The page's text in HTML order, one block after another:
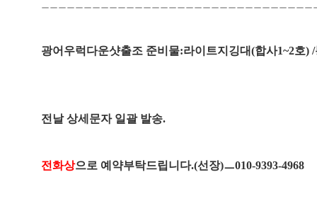
ㅡㅡㅡㅡㅡㅡㅡㅡㅡㅡㅡㅡㅡㅡㅡㅡㅡㅡㅡㅡㅡㅡㅡㅡㅡㅡㅡㅡㅡㅡㅡ
광어우럭다운샷출조 준비물:라이트지깅대(합사1~2호)
전날 상세문자 일괄 발송.
전화상으로 예약부탁드립니다.(선장)ㅡ010-9393-4968